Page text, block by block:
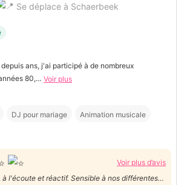
Se déplace à Schaerbeek
ans, j'ai participé à de nombreux
80,... Voir plus
DJ pour mariage Animation musicale
Voir plus d’avis
à l'écoute et réactif. Sensible à nos différentes